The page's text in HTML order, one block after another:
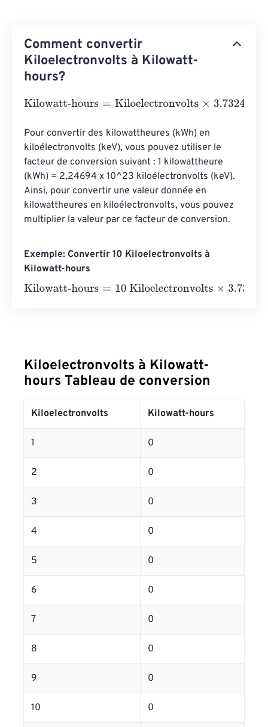
Comment convertir
Kiloelectronvolts à Kilowatt-
hours?
Kilowatt-hours=Kiloelectronvolts×3.732484782852825
Pour convertir des kilowattheures (kWh) en
kiloélectronvolts (keV), vous pouvez utiliser le
facteur de conversion suivant : 1 kilowattheure
(kWh) = 2,24694 x 10^23 kiloélectronvolts (keV).
Ainsi, pour convertir une valeur donnée en
kilowattheures en kiloélectronvolts, vous pouvez
multiplier la valeur par ce facteur de conversion.
Exemple: Convertir 10 Kiloelectronvolts à
Kilowatt-hours
Kilowatt-hours=10 Kiloelectronvolts×
Kiloelectronvolts à Kilowatt-
hours Tableau de conversion
Kiloelectronvolts Kilowatt-hours
1 0
2 0
3 0
4 0
5 0
6 0
7 0
8 0
9 0
10 0